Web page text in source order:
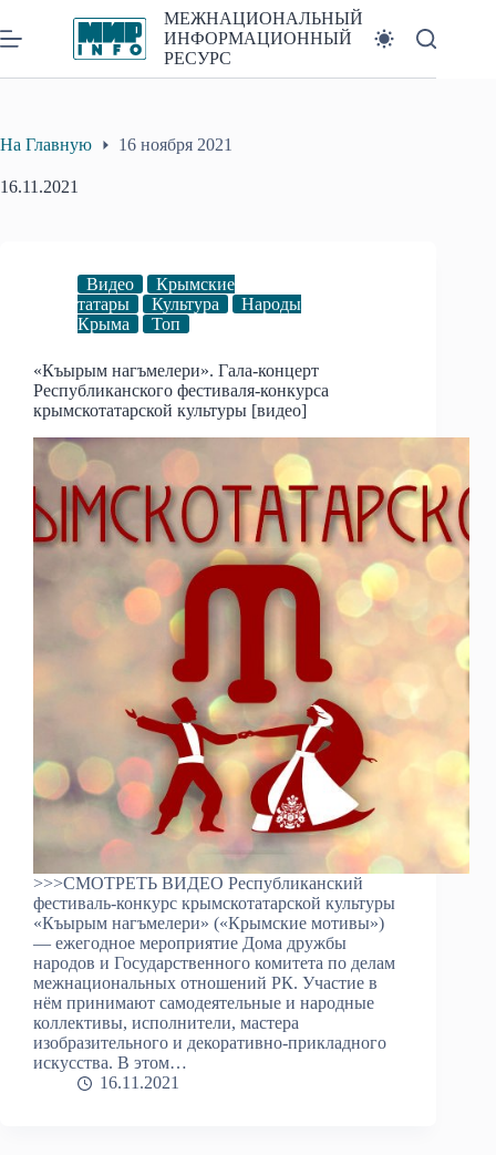
к
сути
МЕЖНАЦИОНАЛЬНЫЙ
ИНФОРМАЦИОННЫЙ
РЕСУРС
На Главную 16 ноября 2021
16.11.2021
Видео
Крымские
татары
Культура
Народы
Крыма
Топ
«Къырым нагъмелери». Гала-концерт
Республиканского фестиваля-конкурса
крымскотатарской культуры [видео]
>>>СМОТРЕТЬ ВИДЕО Республиканский
фестиваль-конкурс крымскотатарской культуры
«Къырым нагъмелери» («Крымские мотивы»)
— ежегодное мероприятие Дома дружбы
народов и Государственного комитета по делам
межнациональных отношений РК. Участие в
нём принимают самодеятельные и народные
коллективы, исполнители, мастера
изобразительного и декоративно-прикладного
искусства. В этом…
16.11.2021